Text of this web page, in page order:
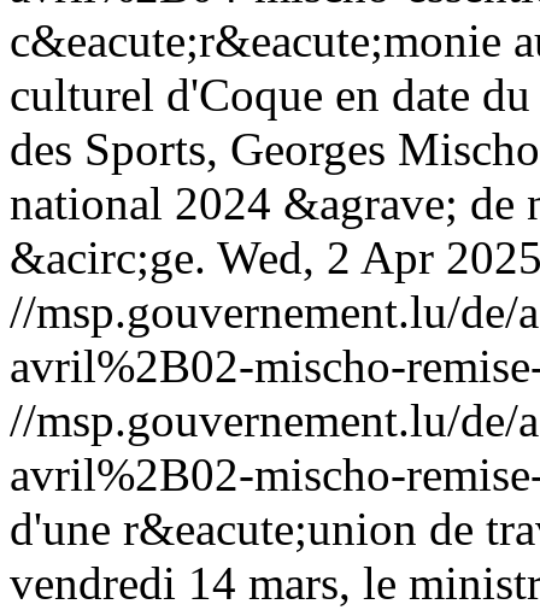
c&eacute;r&eacute;monie
culturel d'Coque en date
des Sports, Georges
national 2024 &agrave; de
&acirc;ge. Wed, 2 Apr
//msp.gouvernement.lu/
avril%2B02-mischo-
//msp.gouvernement.lu/
avril%2B02-mischo-
d'une r&eacute;union de
vendredi 14 mars, le